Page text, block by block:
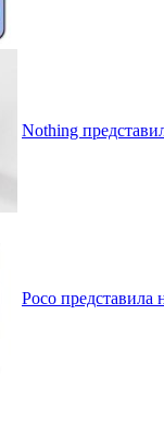
Nothing
Poco